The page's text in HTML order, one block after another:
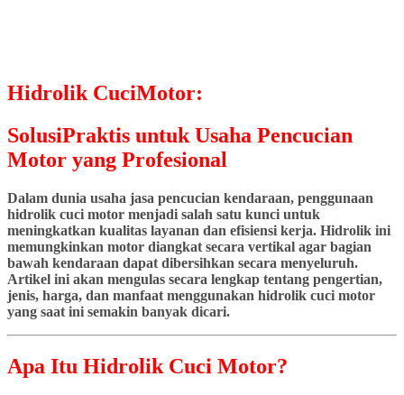
Hidrolik CuciMotor:
SolusiPraktis untuk Usaha Pencucian
Motor yang Profesional
Dalam dunia usaha jasa pencucian kendaraan, penggunaan
hidrolik cuci motor menjadi salah satu kunci untuk
meningkatkan kualitas layanan dan efisiensi kerja. Hidrolik ini
memungkinkan motor diangkat secara vertikal agar bagian
bawah kendaraan dapat dibersihkan secara menyeluruh.
Artikel ini akan mengulas secara lengkap tentang pengertian,
jenis, harga, dan manfaat menggunakan hidrolik cuci motor
yang saat ini semakin banyak dicari.
Apa Itu Hidrolik Cuci Motor?